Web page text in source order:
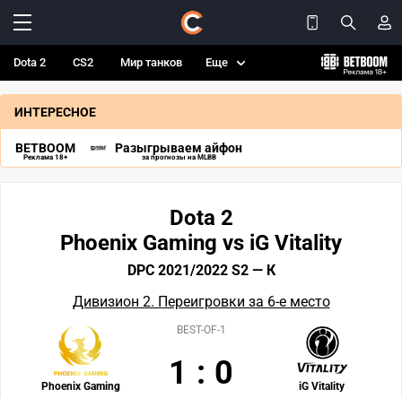
Dota 2 CS2 Мир танков Еще
ИНТЕРЕСНОЕ
BETBOOM
Реклама 18+
Разыгрываем айфон
за прогнозы на MLBB
Dota 2
Phoenix Gaming vs iG Vitality
DPC 2021/2022 S2 — К
Дивизион 2. Переигровки за 6-е место
Phoenix Gaming iG Vitality
BEST-OF-1
1 : 0